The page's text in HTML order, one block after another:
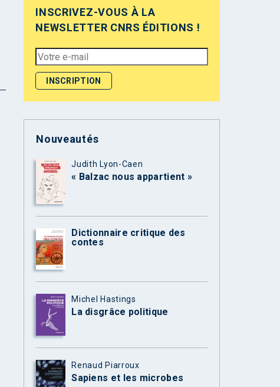
INSCRIVEZ-VOUS À LA
NEWSLETTER CNRS ÉDITIONS !
Nouveautés
Judith Lyon-Caen
« Balzac nous appartient »
Dictionnaire critique des
contes
Michel Hastings
La disgrâce politique
Renaud Piarroux
Sapiens et les microbes